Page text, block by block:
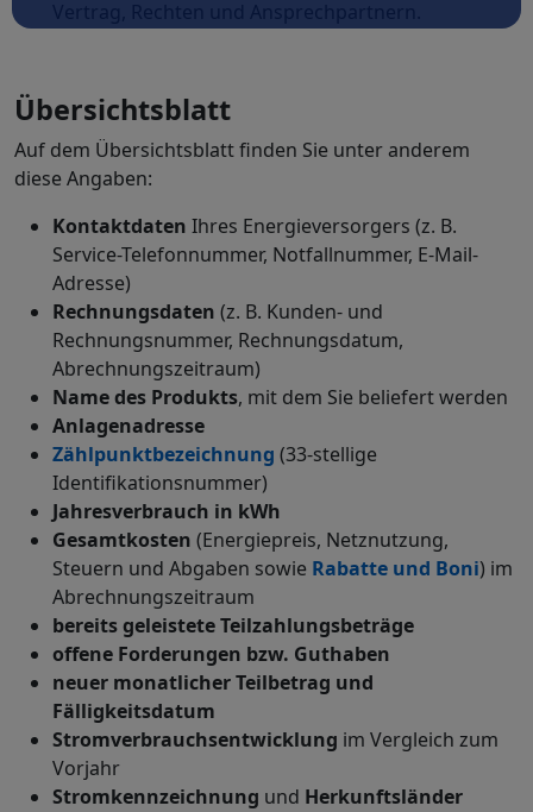
Übersichtsblatt
Auf dem Übersichtsblatt finden Sie unter anderem
diese Angaben:
Kontaktdaten Ihres Energieversorgers (z. B.
Service-Telefonnummer, Notfallnummer, E-Mail-
Adresse)
Rechnungsdaten (z. B. Kunden- und
Rechnungsnummer, Rechnungsdatum,
Abrechnungszeitraum)
Name des Produkts, mit dem Sie beliefert werden
Anlagenadresse
Zählpunktbezeichnung (33-stellige
Identifikationsnummer)
Jahresverbrauch in kWh
Gesamtkosten (Energiepreis, Netznutzung,
Steuern und Abgaben sowie Rabatte und Boni) im
Abrechnungszeitraum
bereits geleistete Teilzahlungsbeträge
offene Forderungen bzw. Guthaben
neuer monatlicher Teilbetrag und
Fälligkeitsdatum
Stromverbrauchsentwicklung im Vergleich zum
Vorjahr
Stromkennzeichnung und Herkunftsländer